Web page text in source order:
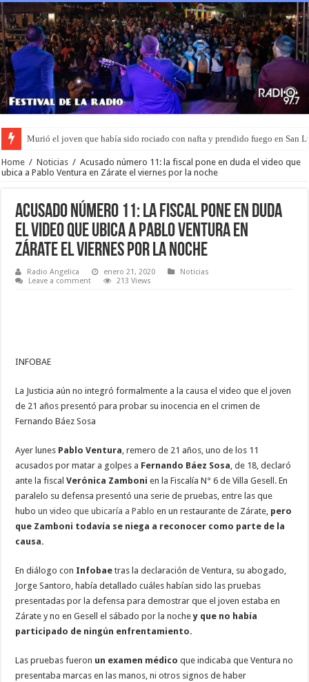
Murió el joven que había sido rociado con nafta y prendido fuego en San
Home / Noticias / Acusado número 11: la fiscal pone en duda el video que
ubica a Pablo Ventura en Zárate el viernes por la noche
Acusado número 11: la fiscal pone en duda
el video que ubica a Pablo Ventura en
Zárate el viernes por la noche
Radio Angelica enero 21, 2020
Noticias
Leave a comment
213 Views
INFOBAE
La Justicia aún no integró formalmente a la causa el video que el joven
de 21 años presentó para probar su inocencia en el crimen de
Fernando Báez Sosa
Ayer lunes Pablo Ventura, remero de 21 años, uno de los 11
acusados por matar a golpes a Fernando Báez Sosa, de 18, declaró
ante la fiscalVerónica Zamboni en la Fiscalía N° 6 de Villa Gesell. En
paralelo su defensa presentó una serie de pruebas, entre las que
huboun video que ubicaría a Pablo en un restaurante de Zárate, pero
que Zamboni todavía se niega a reconocer como parte de la
causa.
En diálogo con Infobaetras la declaración de Ventura, su abogado,
Jorge Santoro, había detallado cuáles habían sido las pruebas
presentadas por la defensa para demostrar que el joven estaba en
Zárate y no en Gesell el sábado por la nochey que no había
participado de ningún enfrentamiento.
Las pruebas fueron un examen médico que indicaba que Ventura no
presentaba marcas en las manos, ni otros signos de haber